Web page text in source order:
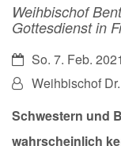
Weihbischof
Gottesdienst in
Datum:So. 7. Feb. 2021
Von:Weihbischof
Schwestern und
wahrscheinlich